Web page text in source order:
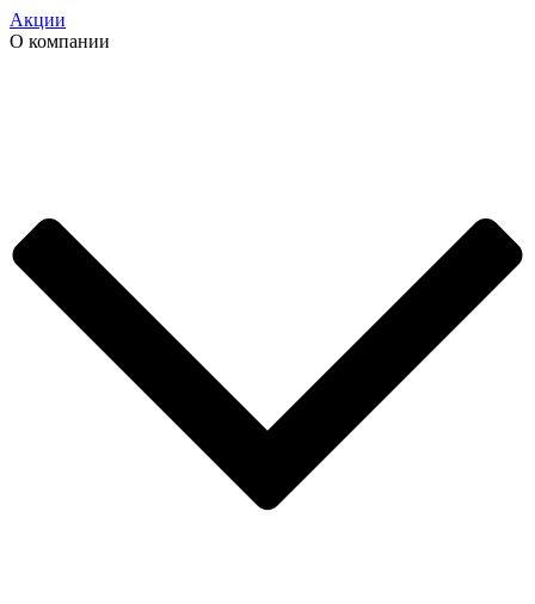
Акции
О компании